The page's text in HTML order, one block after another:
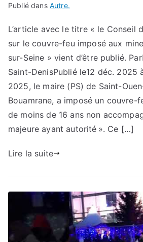
Publié dans Autre.
L’article avec le titre « le Conseil
sur le couvre-feu imposé aux
sur-Seine » vient d’être publié.
Saint-DenisPublié le12 déc. 2025
2025, le maire (PS) de Saint-
Bouamrane, a imposé un couvre-
de moins de 16 ans non
majeure ayant autorité ». Ce […]
Lire la suite